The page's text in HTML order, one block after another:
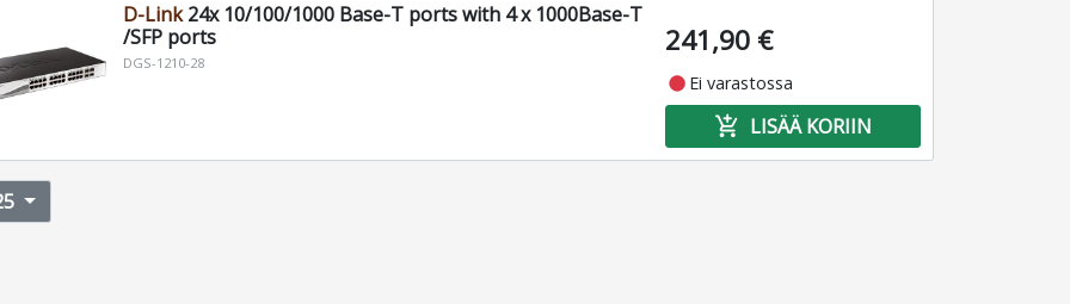
D-Link24x 10/100/1000 Base-T ports with 4 x 1000Base-T
/SFP ports
DGS-1210-28
241,90 €
fiber_manual_record Ei varastossa
add_shopping_cart LISÄÄ KORIIN